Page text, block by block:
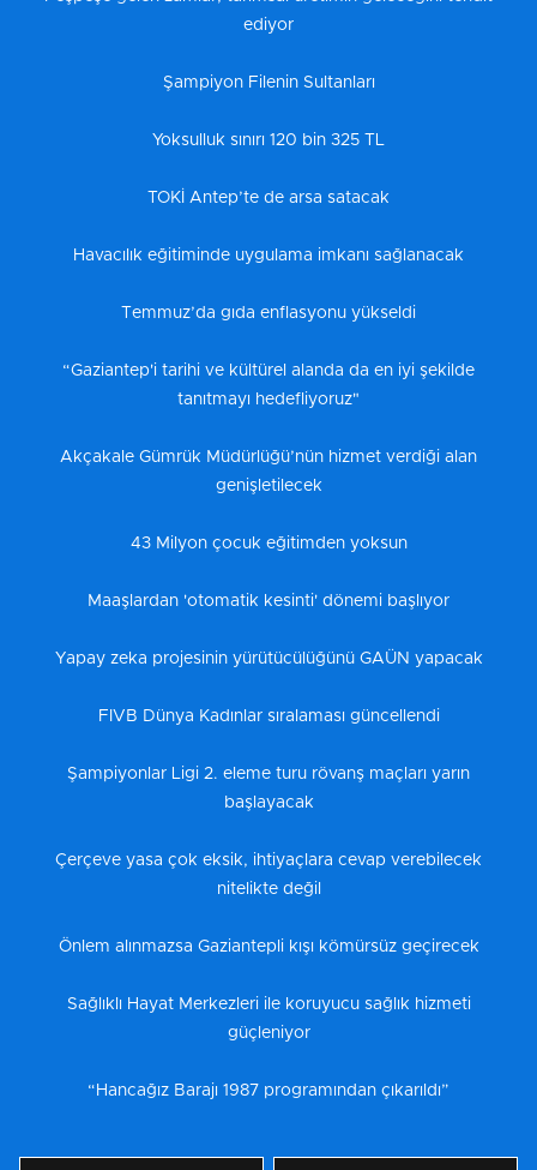
ediyor
Şampiyon Filenin Sultanları
Yoksulluk sınırı 120 bin 325 TL
TOKİ Antep’te de arsa satacak
Havacılık eğitiminde uygulama imkanı sağlanacak
Temmuz’da gıda enflasyonu yükseldi
“Gaziantep'i tarihi ve kültürel alanda da en iyi şekilde
tanıtmayı hedefliyoruz"
Akçakale Gümrük Müdürlüğü’nün hizmet verdiği alan
genişletilecek
43 Milyon çocuk eğitimden yoksun
Maaşlardan 'otomatik kesinti' dönemi başlıyor
Yapay zeka projesinin yürütücülüğünü GAÜN yapacak
FIVB Dünya Kadınlar sıralaması güncellendi
Şampiyonlar Ligi 2. eleme turu rövanş maçları yarın
başlayacak
Çerçeve yasa çok eksik, ihtiyaçlara cevap verebilecek
nitelikte değil
Önlem alınmazsa Gaziantepli kışı kömürsüz geçirecek
Sağlıklı Hayat Merkezleri ile koruyucu sağlık hizmeti
güçleniyor
“Hancağız Barajı 1987 programından çıkarıldı”